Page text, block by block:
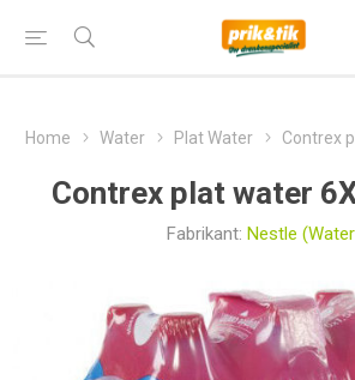
Home Water Plat Water Contrex
Contrex plat water
Fabrikant: Nestle